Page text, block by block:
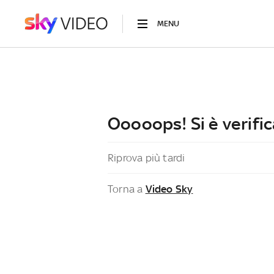
MENU
Ooooops! Si è
Riprova più tardi
Torna a Video Sky